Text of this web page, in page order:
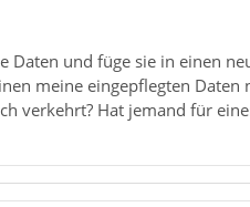
Daten und füge sie in einen
meine eingepflegten
verkehrt? Hat jemand für